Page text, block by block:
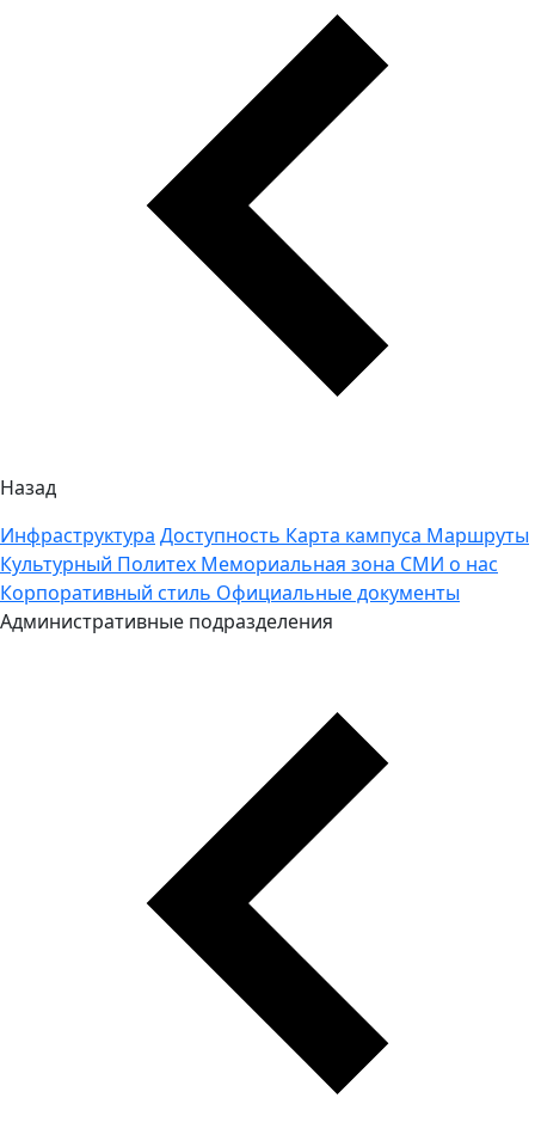
Назад
Инфраструктура Доступность Карта кампуса Маршруты
Культурный Политех Мемориальная зона СМИ о нас
Корпоративный стиль Официальные документы
Административные подразделения